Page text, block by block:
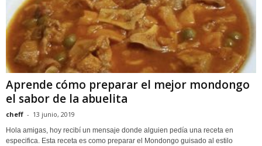
Aprende cómo preparar el mejor mondongo
el sabor de la abuelita
cheff - 13 junio, 2019
Hola amigas, hoy recibí un mensaje donde alguien pedía una receta en
especifica. Esta receta es como preparar el Mondongo guisado al estilo